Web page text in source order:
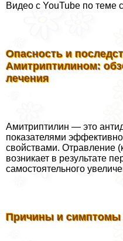
Видео с YouTube по теме
Опасность и
Амитриптилином:
лечения
Амитриптилин — это
показателями
свойствами.
возникает в результате
самостоятельного
Причины и симптомы